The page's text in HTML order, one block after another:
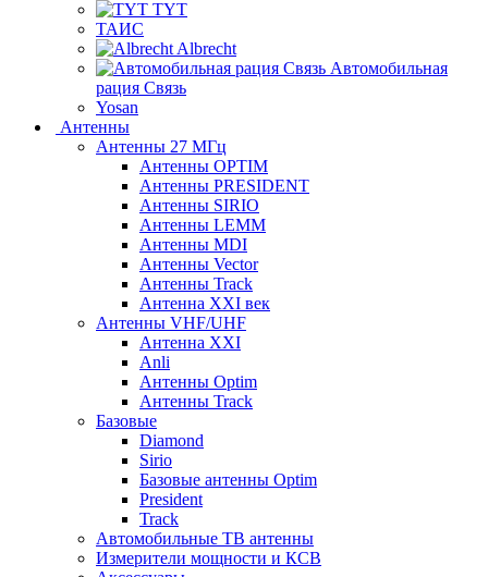
TYT
ТАИС
Albrecht
Автомобильная
рация Связь
Yosan
Антенны
Антенны 27 МГц
Антенны OPTIM
Антенны PRESIDENT
Антенны SIRIO
Антенны LEMM
Антенны MDI
Антенны Vector
Антенны Track
Антенна XXI век
Антенны VHF/UHF
Антенна XXI
Anli
Антенны Optim
Антенны Track
Базовые
Diamond
Sirio
Базовые антенны Optim
President
Track
Автомобильные ТВ антенны
Измерители мощности и КСВ